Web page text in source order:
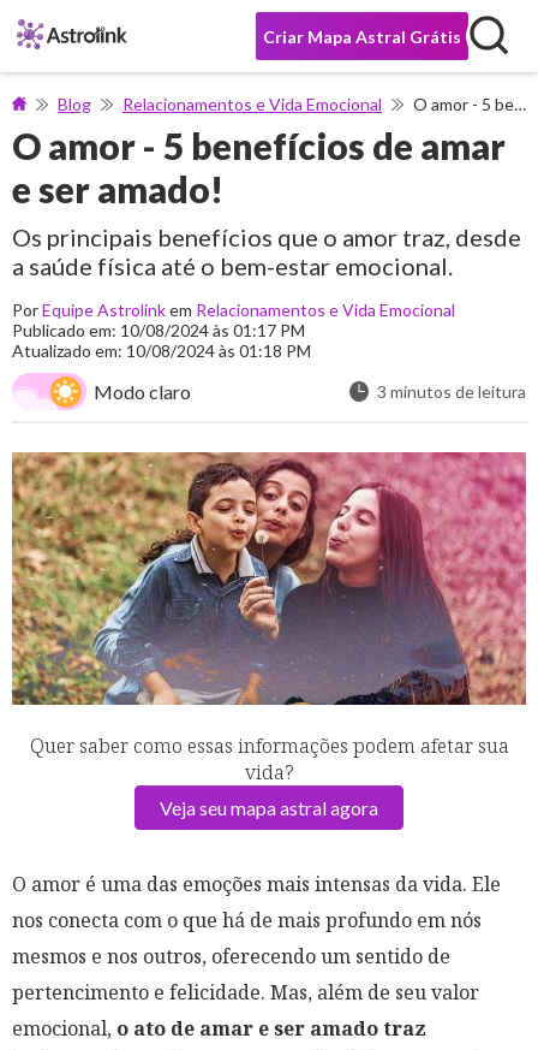
Criar Mapa Astral Grátis
Blog Relacionamentos e Vida Emocional O amor - 5 benefícios de amar e ser amado!
O amor - 5 benefícios de amar
e ser amado!
Os principais benefícios que o amor traz, desde
a saúde física até o bem-estar emocional.
PorEquipe Astrolinkem Relacionamentos e Vida Emocional
Publicado em: 10/08/2024 às 01:17 PM
Atualizado em: 10/08/2024 às 01:18 PM
Modo claro 3 minutos de leitura
Quer saber como essas informações podem afetar sua
vida?
Veja seu mapa astral agora
O amor é uma das emoções mais intensas da vida. Ele
nos conecta com o que há de mais profundo em nós
mesmos e nos outros, oferecendo um sentido de
pertencimento e felicidade. Mas, além de seu valor
emocional, o ato de amar e ser amado traz